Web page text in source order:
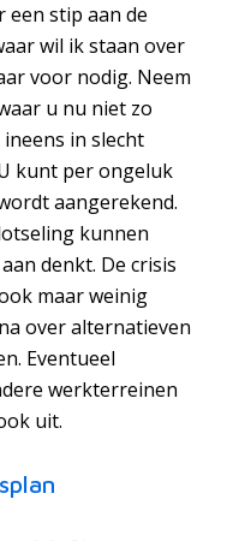
een stip aan de
wil ik staan over
voor nodig. Neem
u nu niet zo
in slecht
kunt per ongeluk
aangerekend.
kunnen
denkt. De crisis
maar weinig
over alternatieven
Eventueel
werkterreinen
uit.